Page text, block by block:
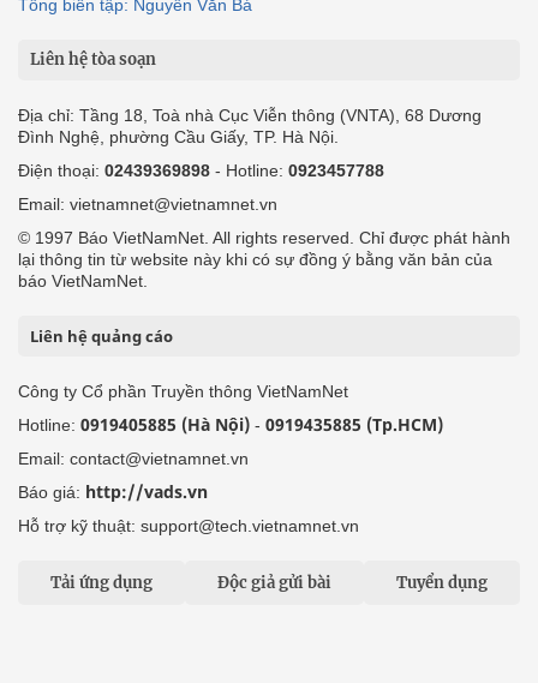
Tổng biên tập: Nguyễn Văn Bá
Liên hệ tòa soạn
Địa chỉ: Tầng 18, Toà nhà Cục Viễn thông (VNTA), 68 Dương
Đình Nghệ, phường Cầu Giấy, TP. Hà Nội.
Điện thoại: 02439369898 - Hotline: 0923457788
Email: vietnamnet@vietnamnet.vn
© 1997 Báo VietNamNet. All rights reserved. Chỉ được phát hành
lại thông tin từ website này khi có sự đồng ý bằng văn bản của
báo VietNamNet.
Liên hệ quảng cáo
Công ty Cổ phần Truyền thông VietNamNet
Hotline: 0919405885 (Hà Nội) - 0919435885 (Tp.HCM)
Email: contact@vietnamnet.vn
Báo giá: http://vads.vn
Hỗ trợ kỹ thuật: support@tech.vietnamnet.vn
Tải ứng dụng Độc giả gửi bài Tuyển dụng